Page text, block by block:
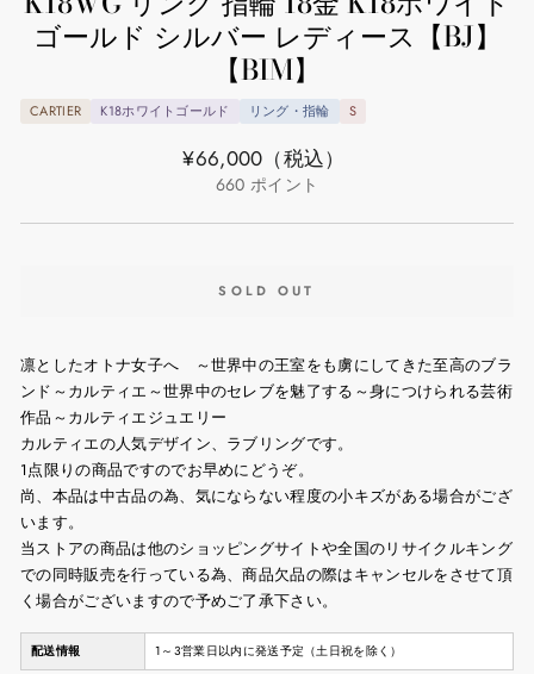
ゴールド シルバー レディース【BJ】
【BIM】
CARTIER K18ホワイトゴールド リング・指輪 S
通
¥66,000 （税込）
660 ポイント
SOLD OUT
凛としたオトナ女子へ ～世界中の王室をも虜にしてきた至高のブラ
ンド～カルティエ～世界中のセレブを魅了する～身につけられる芸術
作品～カルティエジュエリー
カルティエの人気デザイン、ラブリングです。
1点限りの商品ですのでお早めにどうぞ。
尚、本品は中古品の為、気にならない程度の小キズがある場合がござ
います。
当ストアの商品は他のショッピングサイトや全国のリサイクルキング
での同時販売を行っている為、商品欠品の際はキャンセルをさせて頂
く場合がございますので予めご了承下さい。
配送情報 1～3営業日以内に発送予定（土日祝を除く）